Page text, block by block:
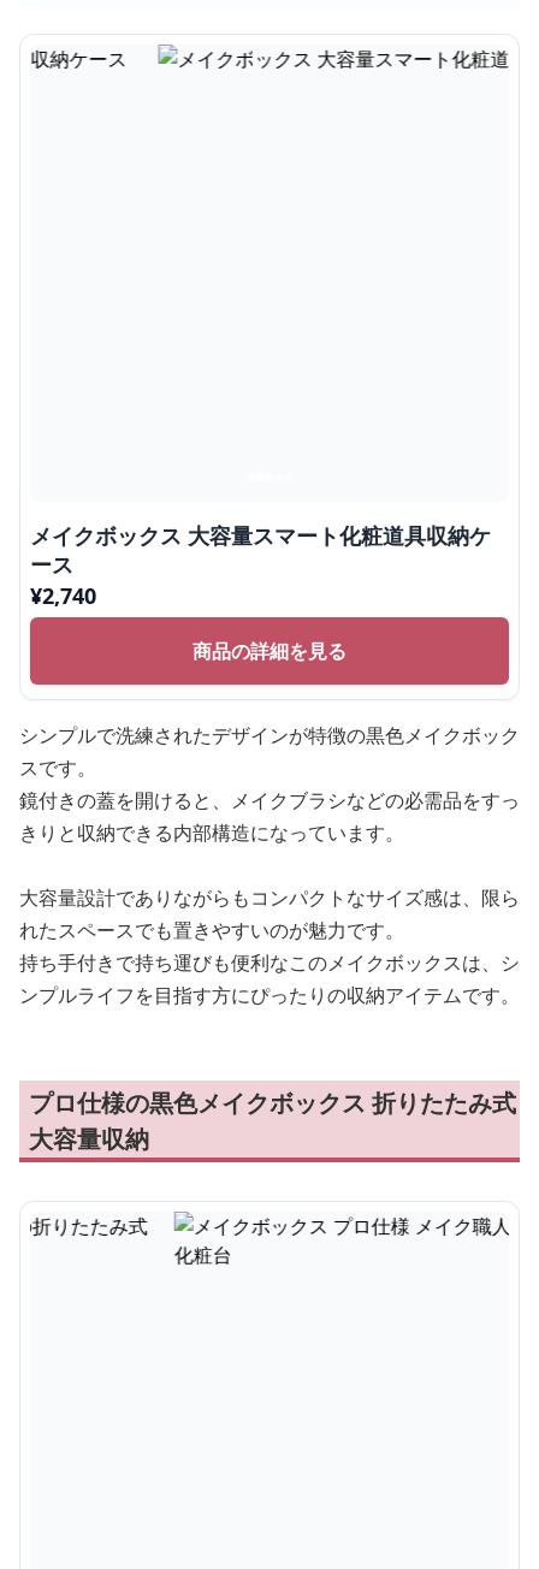
メイクボックス 大容量スマート化粧道具収納ケ
ース
¥2,740
商品の詳細を見る
シンプルで洗練されたデザインが特徴の黒色メイクボック
スです。
鏡付きの蓋を開けると、メイクブラシなどの必需品をすっ
きりと収納できる内部構造になっています。
大容量設計でありながらもコンパクトなサイズ感は、限ら
れたスペースでも置きやすいのが魅力です。
持ち手付きで持ち運びも便利なこのメイクボックスは、シ
ンプルライフを目指す方にぴったりの収納アイテムです。
プロ仕様の黒色メイクボックス 折りたたみ式
大容量収納